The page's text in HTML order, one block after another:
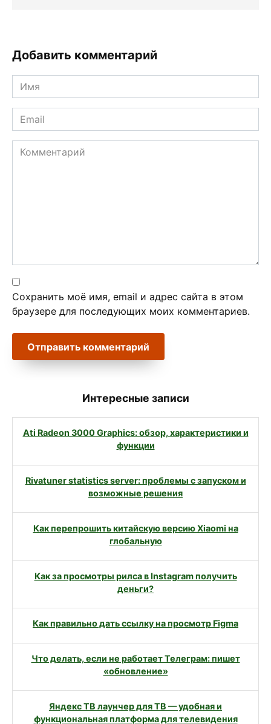
Добавить комментарий
Имя
*
Email
*
Комментарий
Сохранить моё имя, email и адрес сайта в этом
браузере для последующих моих комментариев.
Интересные записи
Ati Radeon 3000 Graphics: обзор, характеристики и
функции
Rivatuner statistics server: проблемы с запуском и
возможные решения
Как перепрошить китайскую версию Xiaomi на
глобальную
Как за просмотры рилса в Instagram получить
деньги?
Как правильно дать ссылку на просмотр Figma
Что делать, если не работает Телеграм: пишет
«обновление»
Яндекс ТВ лаунчер для ТВ — удобная и
функциональная платформа для телевидения